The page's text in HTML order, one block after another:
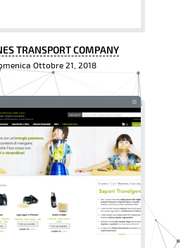
TRANSPORT COMPANY
Ottobre 21, 2018